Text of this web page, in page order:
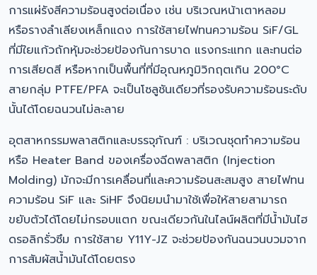
การแผ่รังสีความร้อนสูงต่อเนื่อง เช่น บริเวณหน้าเตาหลอม
หรือรางลำเลียงเหล็กแดง การใช้สายไฟทนความร้อน SiF/GL
ที่มีใยแก้วถักหุ้มจะช่วยป้องกันการบาด แรงกระแทก และทนต่อ
การเสียดสี หรือหากเป็นพื้นที่ที่มีอุณหภูมิวิกฤตเกิน 200°C
สายกลุ่ม PTFE/PFA จะเป็นโซลูชันเดียวที่รองรับความร้อนระดับ
นั้นได้โดยฉนวนไม่ละลาย
อุตสาหกรรมพลาสติกและบรรจุภัณฑ์ : บริเวณชุดทำความร้อน
หรือ Heater Band ของเครื่องฉีดพลาสติก (Injection
Molding) มักจะมีการเคลื่อนที่และความร้อนสะสมสูง สายไฟทน
ความร้อน SiF และ SiHF จึงนิยมนำมาใช้เพื่อให้สายสามารถ
ขยับตัวได้โดยไม่กรอบแตก ขณะเดียวกันในไลน์ผลิตที่มีน้ำมันไฮ
ดรอลิกรั่วซึม การใช้สาย Y11Y-JZ จะช่วยป้องกันฉนวนบวมจาก
การสัมผัสน้ำมันได้โดยตรง